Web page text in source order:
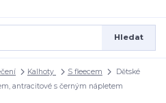
Hledat
Kalhoty S fleecem
Dětské
antracitové s černým nápletem